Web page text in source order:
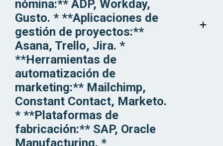
nómina:** ADP, Workday,
Gusto. * **Aplicaciones de
gestión de proyectos:**
Asana, Trello, Jira. *
**Herramientas de
automatización de
marketing:** Mailchimp,
Constant Contact, Marketo.
* **Plataformas de
fabricación:** SAP, Oracle
Manufacturing. *